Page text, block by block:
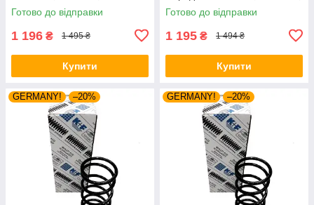
К+Ф Німеччина
Готово до відправки
1 196 ₴ 1 495 ₴
Купити
997224. К+Ф Німеччина
Готово до відправки
1 195 ₴ 1 494 ₴
Купити
GERMANY! –20% GERMANY! –20%